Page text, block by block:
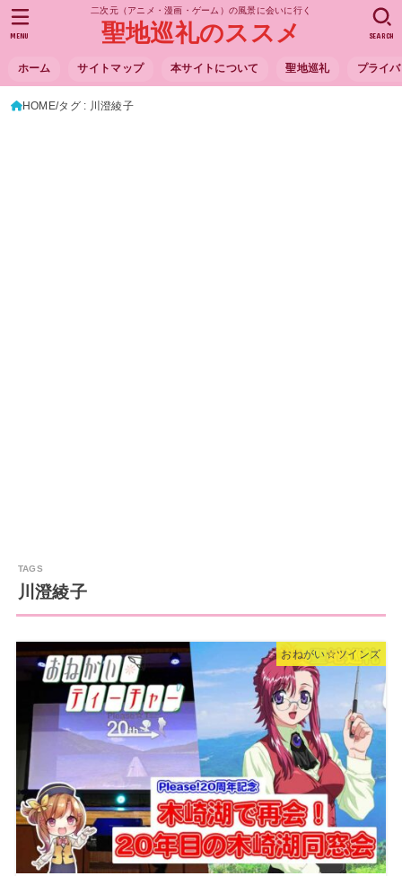
二次元（アニメ・漫画・ゲーム）の風景に会いに行く
聖地巡礼のススメ
ホーム サイトマップ 本サイトについて 聖地巡礼 プライ
SEARCH
MENU
HOME タグ : 川澄綾子
川澄綾子
おねがい☆ツインズ